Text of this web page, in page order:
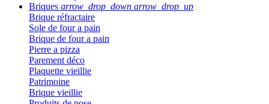
Briques arrow_drop_down arrow_drop_up
Brique réfractaire
Sole de four a pain
Brique de four a pain
Pierre a pizza
Parement déco
Plaquette vieillie
Patrimoine
Brique vieillie